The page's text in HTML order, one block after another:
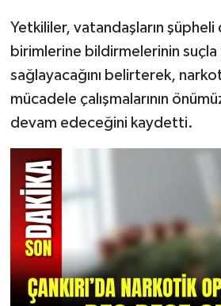
Yetkililer, vatandaşların şüpheli
birimlerine bildirmelerinin suçla
sağlayacağını belirterek,
mücadele çalışmalarının
devam edeceğini kaydetti.